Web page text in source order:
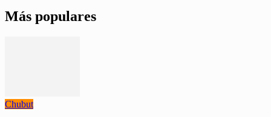
Más populares
Chubut